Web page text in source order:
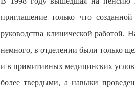
приглашение только что
руководства клинической работой.
немного, в отделении были только
и в примитивных медицинских
более твердыми, а навыки